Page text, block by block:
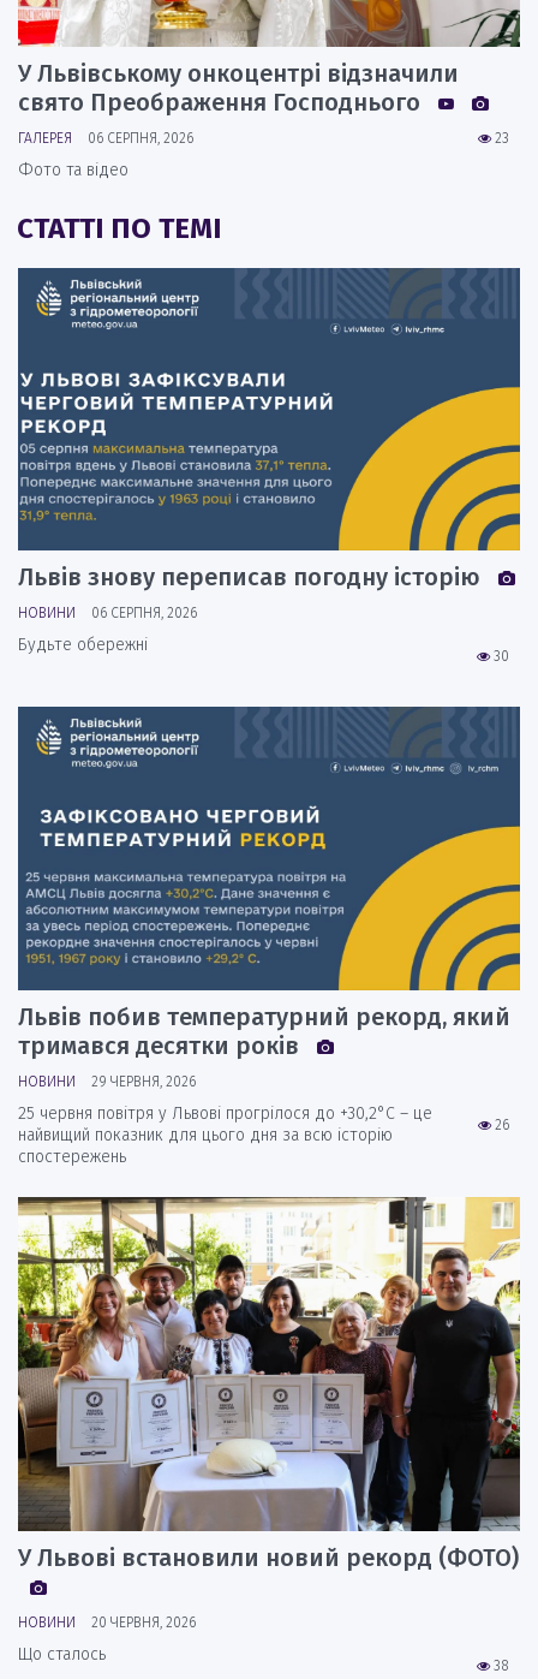
У Львівському онкоцентрі відзначили
свято Преображення Господнього
23
ГАЛЕРЕЯ 06 СЕРПНЯ, 2026
Фото та відео
СТАТТІ ПО ТЕМІ
Львів знову переписав погодну історію
НОВИНИ 06 СЕРПНЯ, 2026
30
Будьте обережні
Львів побив температурний рекорд, який
тримався десятки років
НОВИНИ 29 ЧЕРВНЯ, 2026
26
25 червня повітря у Львові прогрілося до +30,2°C – це
найвищий показник для цього дня за всю історію
спостережень
У Львові встановили новий рекорд (ФОТО)
НОВИНИ 20 ЧЕРВНЯ, 2026
38
Що сталось